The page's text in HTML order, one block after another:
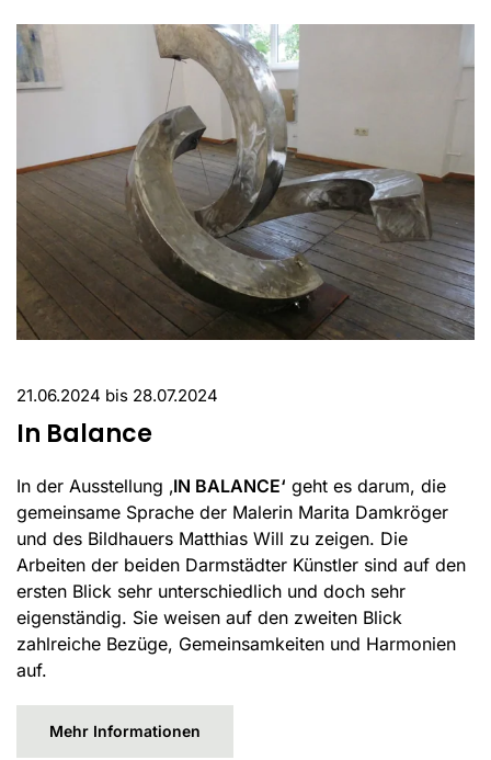
21.06.2024 bis 28.07.2024
In Balance
In der Ausstellung ‚IN BALANCE‘ geht es darum, die
gemeinsame Sprache der Malerin Marita Damkröger
und des Bildhauers Matthias Will zu zeigen. Die
Arbeiten der beiden Darmstädter Künstler sind auf den
ersten Blick sehr unterschiedlich und doch sehr
eigenständig. Sie weisen auf den zweiten Blick
zahlreiche Bezüge, Gemeinsamkeiten und Harmonien
auf.
Mehr Informationen